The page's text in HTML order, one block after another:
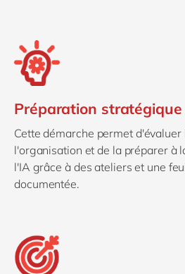
Préparation stratégique
Cette démarche permet
l'organisation et de la préparer à
l'IA grâce à des ateliers et une
documentée.